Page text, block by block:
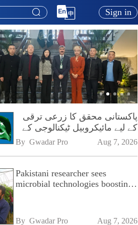
Sign in
پاکستانی محقق کا زرعی ترقی
کے لیے مائیکروبیل ٹیکنالوجی کے
فروغ پر زور
By Gwadar Pro Aug 7, 2026
Pakistani researcher sees
microbial technologies boosting
By Gwadar Pro Aug 7, 2026